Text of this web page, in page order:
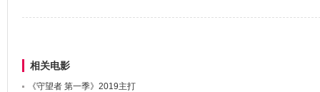
相关电影
《守望者 第一季》2019主打